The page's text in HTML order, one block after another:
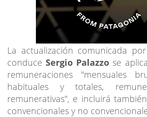
La actualización comunicada
conduceSergio Palazzo se
remuneraciones "mensuales
habituales y totales,
remunerativas", e incluirá
convencionales y no